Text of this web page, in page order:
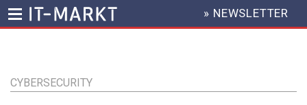
Inhalt
HEADER
MENU
» NEWSLETTER
CYBERSECURITY